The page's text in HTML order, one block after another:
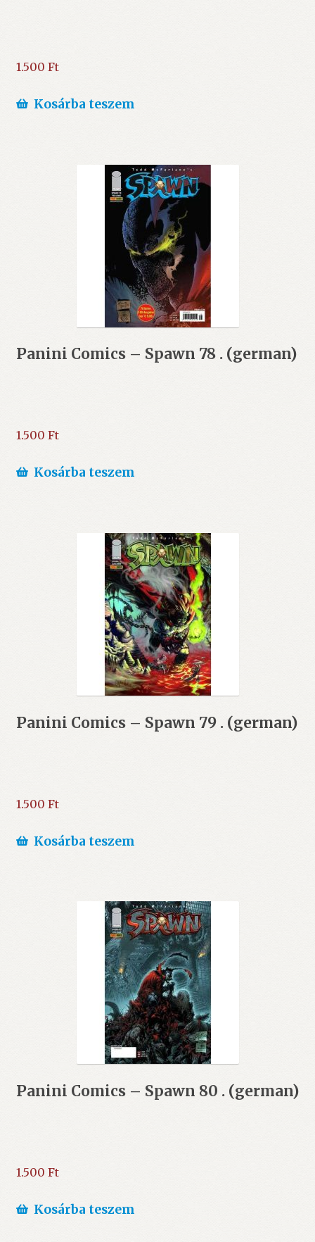
1.500 Ft
Kosárba teszem
Panini Comics – Spawn 78 . (german)
1.500 Ft
Kosárba teszem
Panini Comics – Spawn 79 . (german)
1.500 Ft
Kosárba teszem
Panini Comics – Spawn 80 . (german)
1.500 Ft
Kosárba teszem